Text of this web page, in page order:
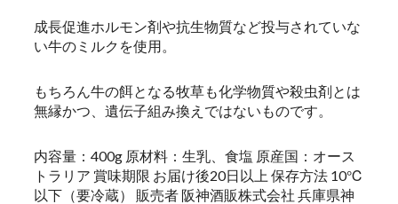
成長促進ホルモン剤や抗生物質など投与されていな
い牛のミルクを使用。
もちろん牛の餌となる牧草も化学物質や殺虫剤とは
無縁かつ、遺伝子組み換えではないものです。
内容量：400g 原材料：生乳、食塩 原産国：オース
トラリア 賞味期限 お届け後20日以上 保存方法 10℃
以下（要冷蔵） 販売者 阪神酒販株式会社 兵庫県神